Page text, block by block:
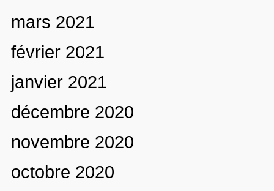
mars 2021
février 2021
janvier 2021
décembre 2020
novembre 2020
octobre 2020